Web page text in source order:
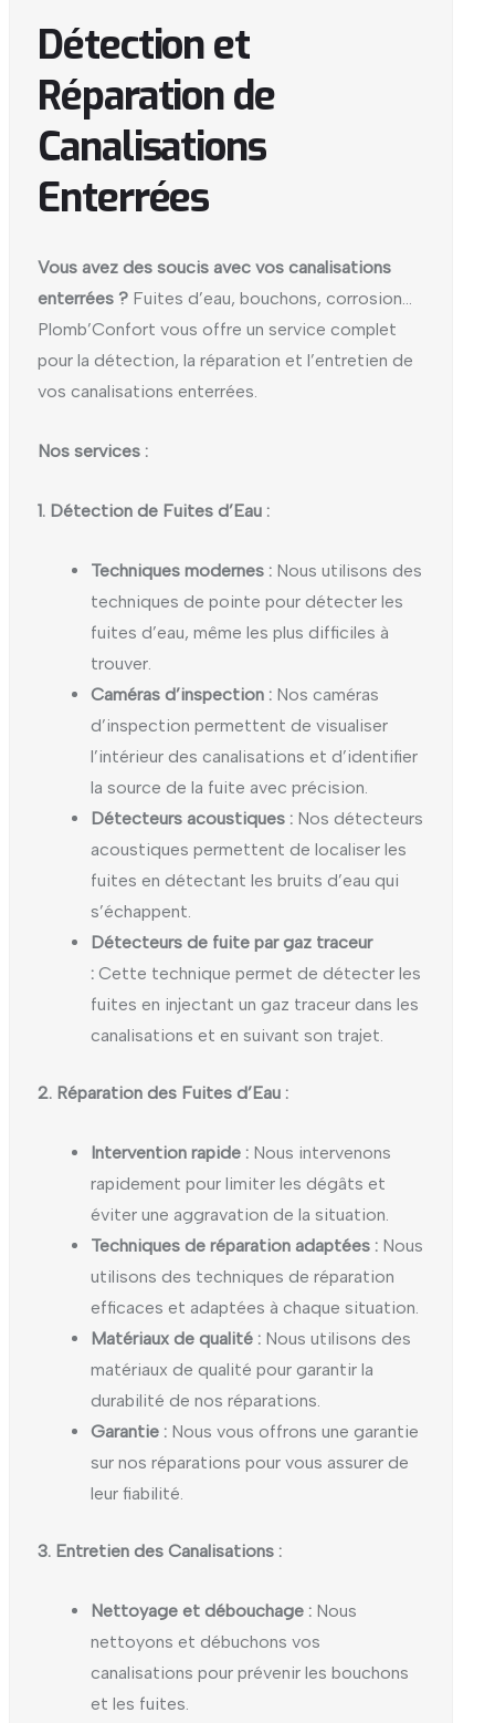
Détection et
Réparation de
Canalisations
Enterrées
Vous avez des soucis avec vos canalisations
enterrées ? Fuites d’eau, bouchons, corrosion…
Plomb’Confort vous offre un service complet
pour la détection, la réparation et l’entretien de
vos canalisations enterrées.
Nos services :
1. Détection de Fuites d’Eau :
Techniques modernes : Nous utilisons des
techniques de pointe pour détecter les
fuites d’eau, même les plus difficiles à
trouver.
Caméras d’inspection : Nos caméras
d’inspection permettent de visualiser
l’intérieur des canalisations et d’identifier
la source de la fuite avec précision.
Détecteurs acoustiques : Nos détecteurs
acoustiques permettent de localiser les
fuites en détectant les bruits d’eau qui
s’échappent.
Détecteurs de fuite par gaz traceur
: Cette technique permet de détecter les
fuites en injectant un gaz traceur dans les
canalisations et en suivant son trajet.
2. Réparation des Fuites d’Eau :
Intervention rapide : Nous intervenons
rapidement pour limiter les dégâts et
éviter une aggravation de la situation.
Techniques de réparation adaptées : Nous
utilisons des techniques de réparation
efficaces et adaptées à chaque situation.
Matériaux de qualité : Nous utilisons des
matériaux de qualité pour garantir la
durabilité de nos réparations.
Garantie : Nous vous offrons une garantie
sur nos réparations pour vous assurer de
leur fiabilité.
3. Entretien des Canalisations :
Nettoyage et débouchage : Nous
nettoyons et débuchons vos
canalisations pour prévenir les bouchons
et les fuites.